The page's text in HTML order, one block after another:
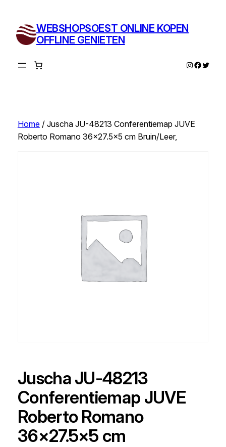
inhoud
WEBSHOPSOEST ONLINE KOPEN
OFFLINE GENIETEN
Instagram
Twitter
Home/ Juscha JU-48213 Conferentiemap JUVE
Roberto Romano 36×27.5×5 cm Bruin/Leer,
Juscha JU-48213
Conferentiemap JUVE
Roberto Romano
36×27.5×5 cm